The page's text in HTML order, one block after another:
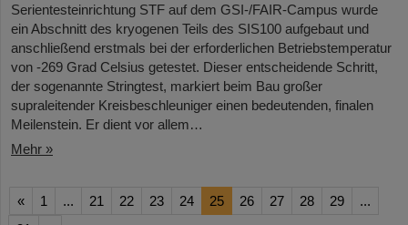
Serientesteinrichtung STF auf dem GSI-/FAIR-Campus wurde
ein Abschnitt des kryogenen Teils des SIS100 aufgebaut und
anschließend erstmals bei der erforderlichen Betriebstemperatur
von -269 Grad Celsius getestet. Dieser entscheidende Schritt,
der sogenannte Stringtest, markiert beim Bau großer
supraleitender Kreisbeschleuniger einen bedeutenden, finalen
Meilenstein. Er dient vor allem…
Mehr »
« 1 ... 21 22 23 24 25 26 27 28 29
...